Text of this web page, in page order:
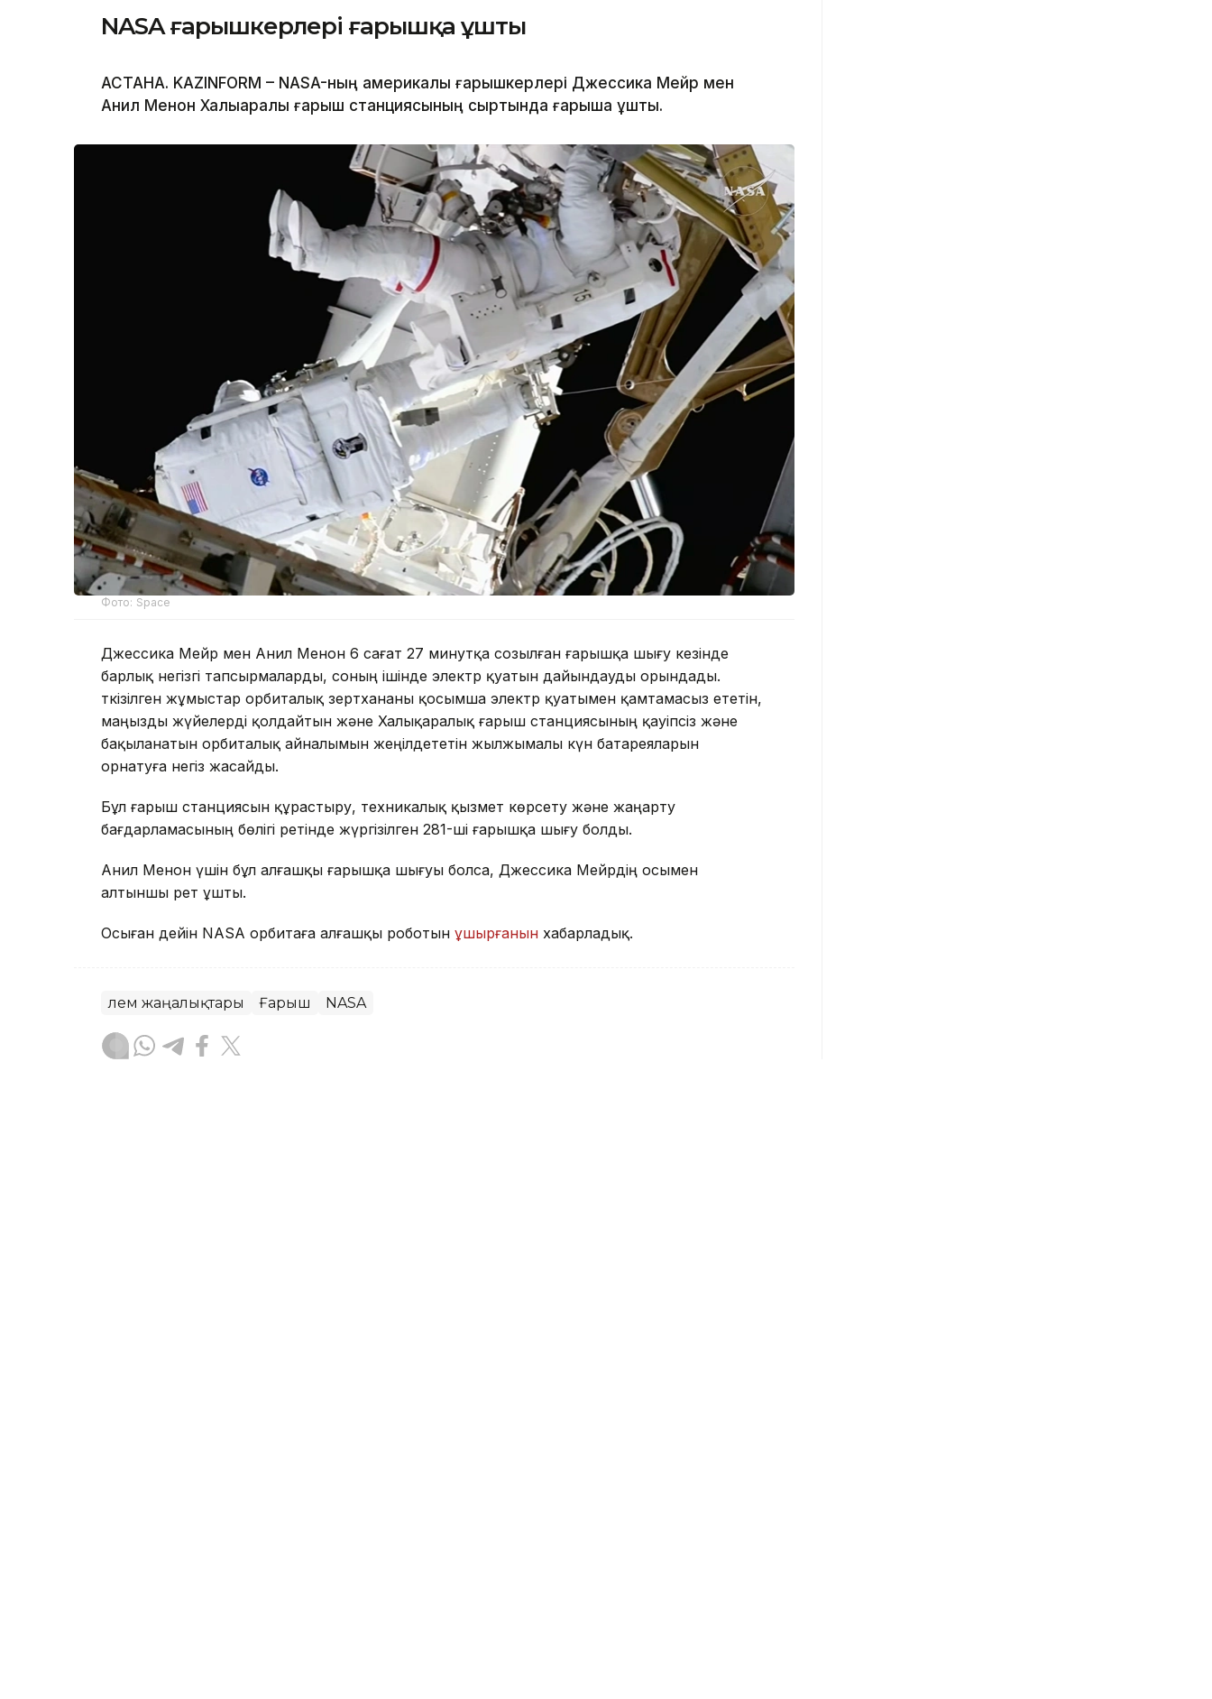
NASA ғарышкерлері ғарышқа ұшты
АСТАНА. KAZINFORM – NASA-ның америкалық ғарышкерлері Джессика Мейр мен
Анил Менон Халықаралық ғарыш станциясының сыртында ғарышқа ұшты.
Фото: Space
Джессика Мейр мен Анил Менон 6 сағат 27 минутқа созылған ғарышқа шығу кезінде
барлық негізгі тапсырмаларды, соның ішінде электр қуатын дайындауды орындады.
Өткізілген жұмыстар орбиталық зертхананы қосымша электр қуатымен қамтамасыз ететін,
маңызды жүйелерді қолдайтын және Халықаралық ғарыш станциясының қауіпсіз және
бақыланатын орбиталық айналымын жеңілдететін жылжымалы күн батареяларын
орнатуға негіз жасайды.
Бұл ғарыш станциясын құрастыру, техникалық қызмет көрсету және жаңарту
бағдарламасының бөлігі ретінде жүргізілген 281-ші ғарышқа шығу болды.
Анил Менон үшін бұл алғашқы ғарышқа шығуы болса, Джессика Мейрдің осымен
алтыншы рет ұшты.
Осыған дейін NASA орбитаға алғашқы роботын ұшырғанын хабарладық.
Әлем жаңалықтары Ғарыш NASA